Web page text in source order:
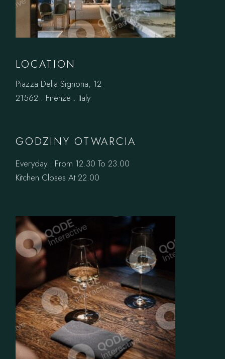
LOCATION
Piazza Della Signoria, 12
21562 . Firenze . Italy
GODZINY OTWARCIA
Everyday : From 12.30 To 23.00
Kitchen Closes At 22.00